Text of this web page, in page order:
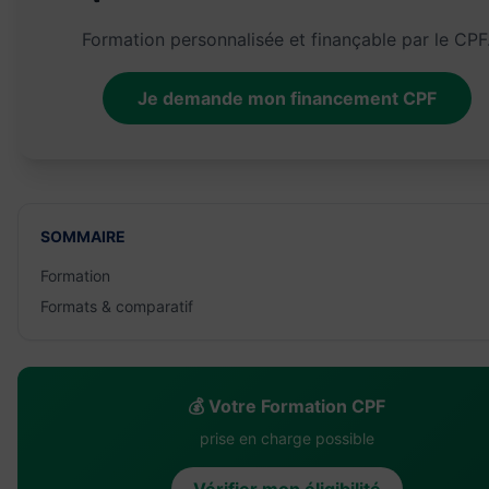
Formation personnalisée et finançable par le
Je demande mon financement CPF
SOMMAIRE
Formation
Formats & comparatif
💰 Votre Formation CPF
prise en charge possible